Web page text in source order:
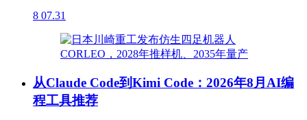
8 07.31
从Claude Code到Kimi Code：2026年8月AI编
程工具推荐